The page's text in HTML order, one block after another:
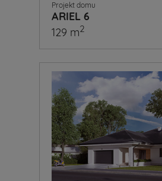
Projekt domu
ARIEL 6
129 m2